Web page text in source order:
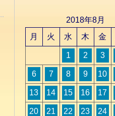
2018年8月
月
火 水 木 金
1 2 3
6 7 8 9 10
13 14 15 16 17
20 21 22 23 24